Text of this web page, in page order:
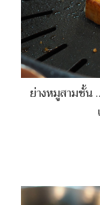
ย่างหมูสามชั้น